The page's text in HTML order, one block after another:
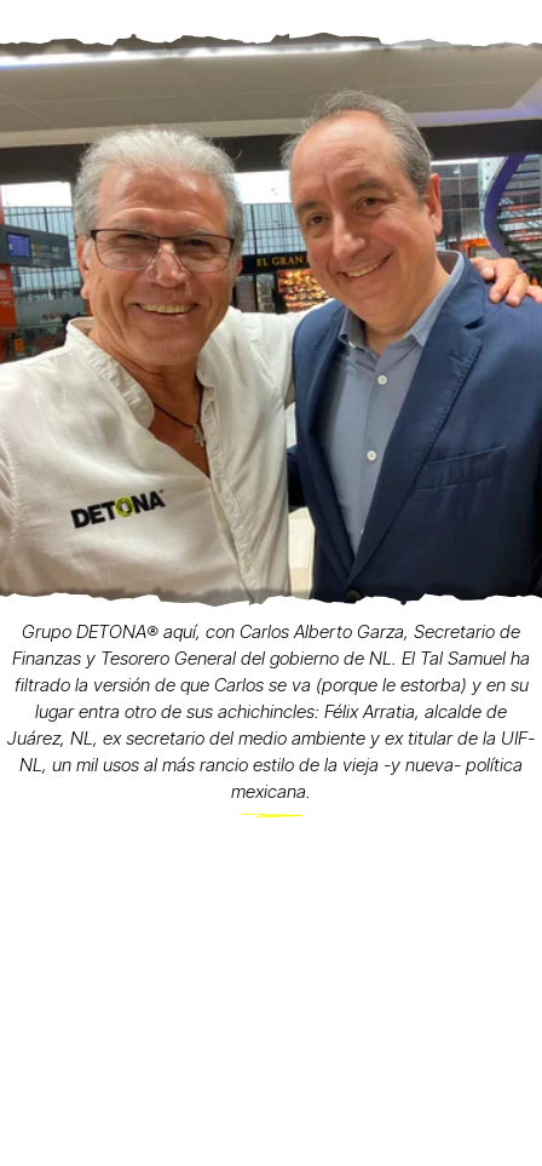
Grupo DETONA®️ aquí, con Carlos Alberto Garza, Secretario de
Finanzas y Tesorero General del gobierno de NL. El Tal Samuel ha
filtrado la versión de que Carlos se va (porque le estorba) y en su
lugar entra otro de sus achichincles: Félix Arratia, alcalde de
Juárez, NL, ex secretario del medio ambiente y ex titular de la UIF-
NL, un mil usos al más rancio estilo de la vieja -y nueva- política
mexicana.